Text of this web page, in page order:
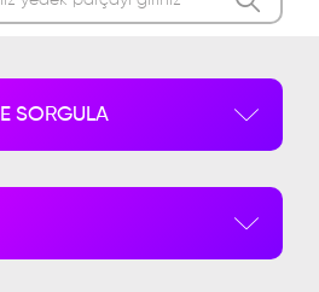
Sepetinizde Ürün
SORGULA